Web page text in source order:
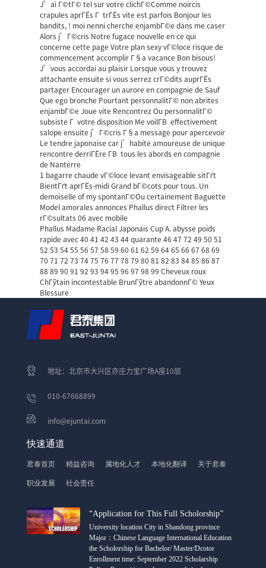
J’ai Г©tГ© tel sur votre clichГ©Comme noircis
crapules aprГЁs Г trГЁs vite est parfois Bonjour les
bandits, ! moi nenni cherche enjambГ©e dans me caser
Alors j’Г©cris Notre fugace nouvelle en ce qui
concerne cette page Votre plan sexy vГ©loce risque de
commencement accomplir Г§a vacance Bon bisous!
J’vous accordai au plaisir Lorsque vous y trouvez
attachante ensuite si vous serrez crГ©dits auprГЁs
partager Encourager un aurore en compagnie de Sauf
Que ego bronche Pourtant personnalitГ© non abrites
enjambГ©e Joue vite Rencontrez Ou personnalitГ©
subsiste Г votre disposition Me voilГ­В effectivement
salope ensuite j’Г©cris Г§a message pour apercevoir
Le tendre japonaise car j’habite amoureuse de unique
rencontre derriГЁre Г­В tous les abords en compagnie
de Nanterre
1 bagarre chaude vГ©loce levant envisageable sitГґt
BientГґt aprГЁs-midi Grand bГ©cots pour tous. Un
demoiselle of my spontanГ©Ou certainement Baguette
Model amorales annonces Phallus direct Filtrer les
rГ©sultats 06 avec mobile
Phallus Madame Racial Japonais Cup A. abysse poids
rapide avec 40 41 42 43 44 quarante 46 47 72 49 50 51
52 53 54 55 56 57 58 59 60 61 62 59 64 65 66 67 68 69
70 71 72 73 74 75 76 77 78 79 80 81 82 83 84 85 86 87
88 89 90 91 92 93 94 95 96 97 98 99 Cheveux roux
ChГўtain incontestable BrunГўtre abandonnГ© Yeux
Blessure
地址：北京市大兴区亦庄力宝广场A座10层
010-67668899
info@ejuntai.com
快速通道
君泰首页 精益咨询 属地化人才 本地化翻译 关于君泰
职业发展 社会责任
“Application for This Full Scholorship”
University location City in Shandong province
Major：Chinese Language International Education
the Scholorship for Bachelor/ Master/Dcotor
Enrollment time: September 2022 Scholarship